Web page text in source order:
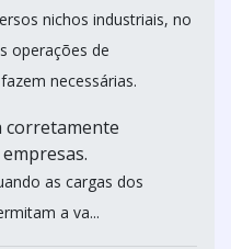
nichos industriais, no
operações de
necessárias.
corretamente
as cargas dos
a va...